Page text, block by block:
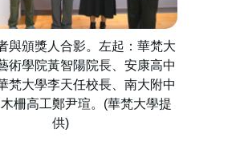
與頒獎人合影。左起：華梵大
術學院黃智陽院長、安康高中
梵大學李天任校長、南大附中
柵高工鄭尹瑄。(華梵大學提
供)